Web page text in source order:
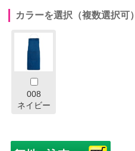
カラーを選択（複数選択可）
008
ネイビー